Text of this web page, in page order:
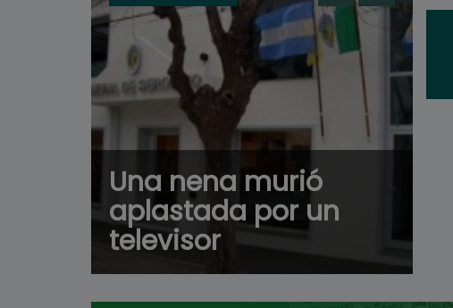
Una nena murió
aplastada por un
televisor